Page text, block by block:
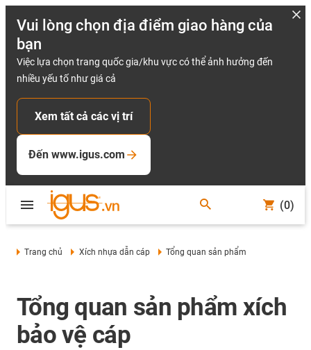
Vui lòng chọn địa điểm giao hàng của
bạn
Việc lựa chọn trang quốc gia/khu vực có thể ảnh hưởng đến
nhiều yếu tố như giá cả
Xem tất cả các vị trí
Đến www.igus.com
(0)
Trang chủ Xích nhựa dẫn cáp Tổng quan sản phẩm
Tổng quan sản phẩm xích
bảo vệ cáp